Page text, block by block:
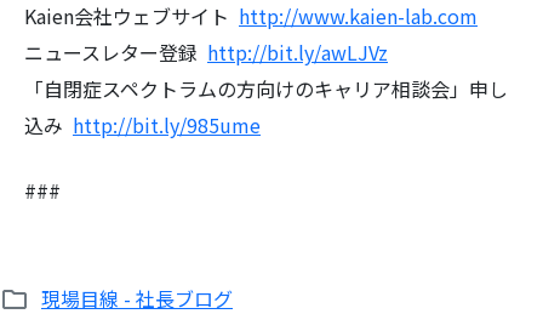
Kaien会社ウェブサイト http://www.kaien-lab.com
ニュースレター登録 http://bit.ly/awLJVz
「自閉症スペクトラムの方向けのキャリア相談会」申し
込み http://bit.ly/985ume
###
現場目線 - 社長ブログ